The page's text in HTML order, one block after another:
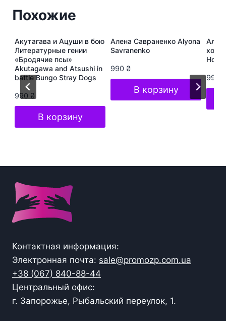
Похожие
Акутагава и Ацуши в бою
Литературные гении
«Бродячие псы»
Akutagawa and Atsushi in
battle Bungo Stray Dogs
990 ₴
В корзину
Алена Савраненко Alyona
Savranenko
990 ₴
В корзину
хоп
Hop
990
Контактная информация:
Электронная почта: sale@promozp.com.ua
+38 (067) 840-88-44
Центральный офис:
г. Запорожье, Рыбальский переулок, 1.